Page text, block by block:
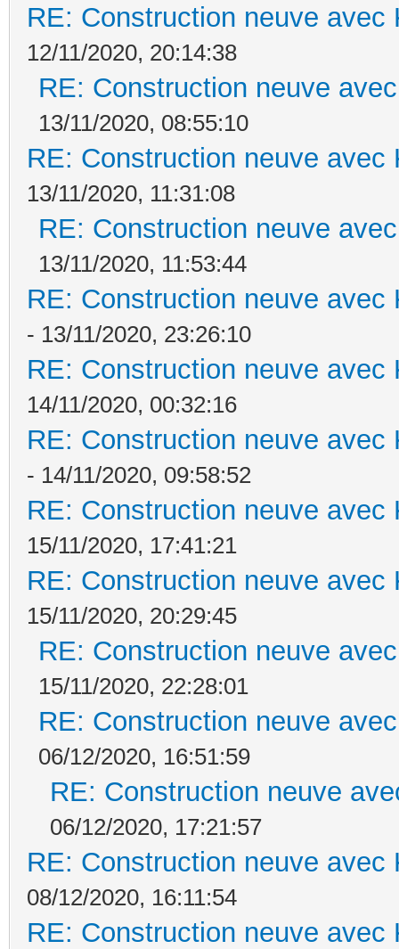
RE: Construction neuve avec
12/11/2020, 20:14:38
RE: Construction neuve
13/11/2020, 08:55:10
RE: Construction neuve avec
13/11/2020, 11:31:08
RE: Construction neuve
13/11/2020, 11:53:44
RE: Construction neuve avec
- 13/11/2020, 23:26:10
RE: Construction neuve avec
14/11/2020, 00:32:16
RE: Construction neuve avec
- 14/11/2020, 09:58:52
RE: Construction neuve avec
15/11/2020, 17:41:21
RE: Construction neuve avec
15/11/2020, 20:29:45
RE: Construction neuve
15/11/2020, 22:28:01
RE: Construction neuve
06/12/2020, 16:51:59
RE: Construction neuve
06/12/2020, 17:21:57
RE: Construction neuve avec
08/12/2020, 16:11:54
RE: Construction neuve avec